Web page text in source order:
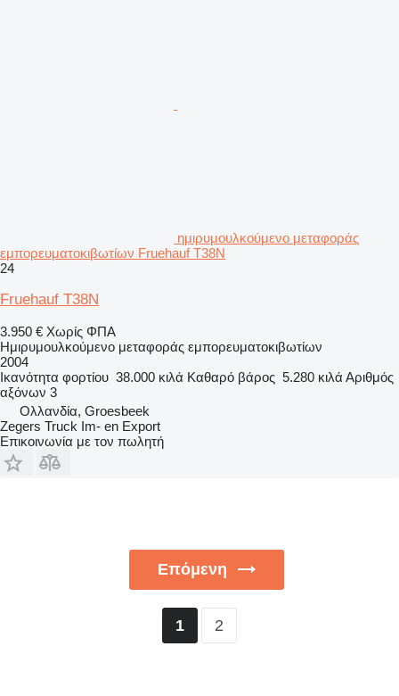
ημιρυμουλκούμενο μεταφοράς
εμπορευματοκιβωτίων Fruehauf T38N
24
Fruehauf T38N
3.950 € Χωρίς ΦΠΑ
Ημιρυμουλκούμενο μεταφοράς εμπορευματοκιβωτίων
2004
Ικανότητα φορτίου 38.000 κιλά Καθαρό βάρος 5.280 κιλά Αριθμός
αξόνων 3
Ολλανδία, Groesbeek
Zegers Truck Im- en Export
Επικοινωνία με τον πωλητή
Επόμενη
1 2